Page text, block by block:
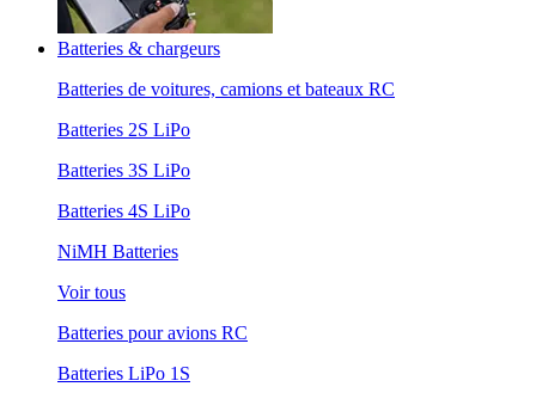
Batteries & chargeurs
Batteries de voitures, camions et bateaux RC
Batteries 2S LiPo
Batteries 3S LiPo
Batteries 4S LiPo
NiMH Batteries
Voir tous
Batteries pour avions RC
Batteries LiPo 1S